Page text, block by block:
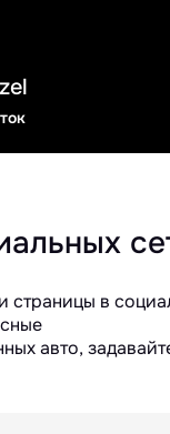
страницы в
авто,